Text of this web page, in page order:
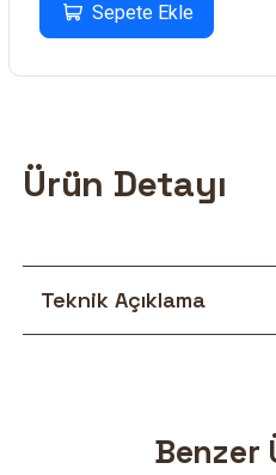
Sepete Ekle
Ürün Detayı
Teknik Açıklama
Benzer